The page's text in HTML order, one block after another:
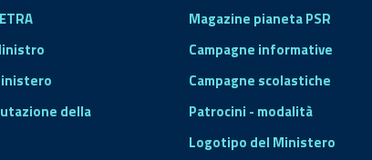
della
Magazine pianeta PSR
Campagne informative
Campagne scolastiche
Patrocini - modalità
Logotipo del Ministero